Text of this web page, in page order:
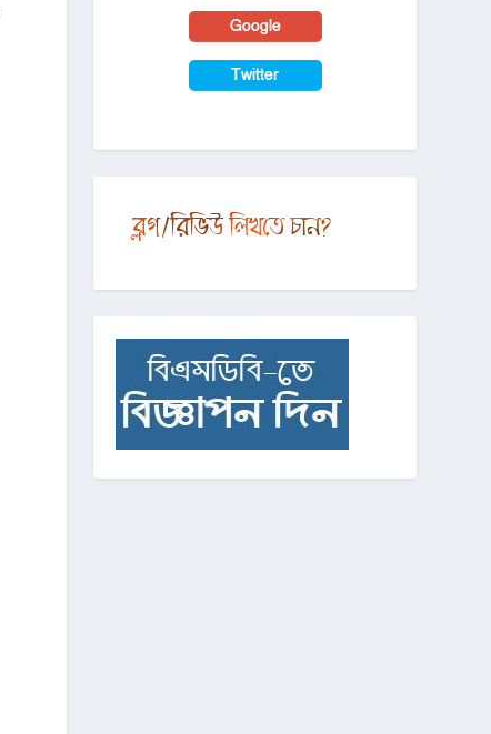
Google
Twitter